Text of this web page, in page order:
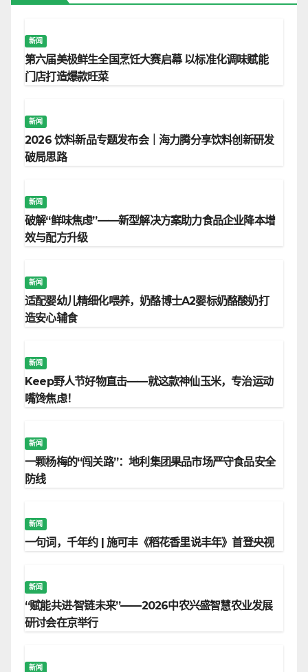
新闻
第六届美极鲜生全国烹饪大赛启幕 以标准化调味赋能
门店打造爆款旺菜
新闻
2026 饮料新品专题发布会｜海力腾分享饮料创新研发
破局思路
新闻
破解“鲜味焦虑”——新型解决方案助力食品企业降本增
效与配方升级
新闻
适配婴幼儿精细化喂养，奶酪博士A2婴标奶酪酸奶打
造安心辅食
新闻
Keep野人节好物直击——就这款神仙玉米，专治运动
嘴馋焦虑！
新闻
一颗杨梅的“闯关路”：地利集团果品市场严守食品安全
防线
新闻
一句词，千年约 | 施可丰《稻花香里说丰年》首登央视
新闻
“赋能共进·智链未来”——2026中农兴盛智慧农业发展
研讨会在京举行
新闻